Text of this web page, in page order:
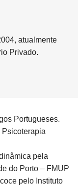
atualmente
Privado.
Portugueses.
Psicoterapia
pela
do Porto – FMUP
pelo Instituto